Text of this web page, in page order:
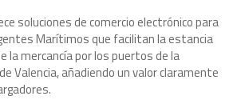
soluciones de comercio electrónico para
Marítimos que facilitan la estancia
la mercancía por los puertos de la
Valencia, añadiendo un valor claramente